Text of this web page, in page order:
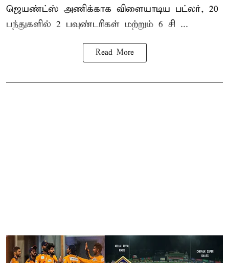
ஜெயண்ட்ஸ் அணிக்காக விளையாடிய பட்லர், 20
பந்துகளில் 2 பவுண்டரிகள் மற்றும் 6 சி ...
Read More